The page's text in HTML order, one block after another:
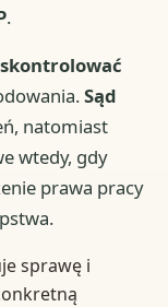
.
skontrolować
Sąd
natomiast
wtedy, gdy
prawa pracy
sprawę i